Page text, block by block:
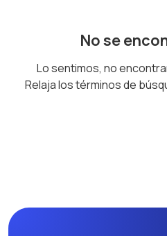
No se
Lo sentimos, no
Relaja los términos de